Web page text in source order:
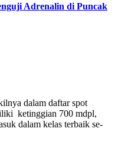
Adrenalin di Puncak
dalam daftar spot
ketinggian 700 mdpl,
dalam kelas terbaik se-